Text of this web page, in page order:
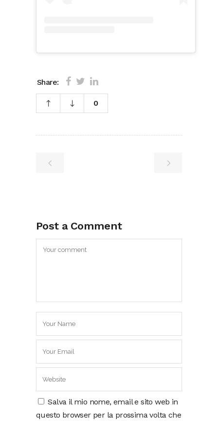
Share:
0
Post a Comment
Salva il mio nome, email e sito web in
questo browser per la prossima volta che